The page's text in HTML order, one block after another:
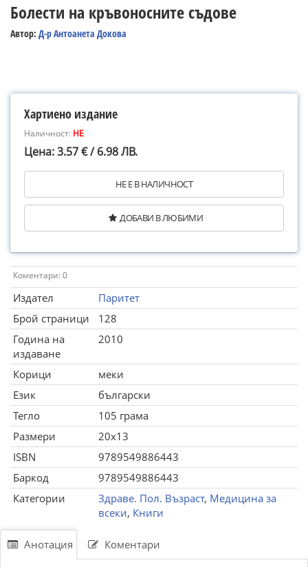
Болести на кръвоносните съдове
Автор: Д-р Антоанета Докова
Хартиено издание
Наличност: НЕ
Цена: 3.57 € / 6.98 ЛВ.
НЕ Е В НАЛИЧНОСТ
ДОБАВИ В ЛЮБИМИ
Коментари: 0
Издател
Паритет
Брой страници
128
Година на
издаване
2010
Корици
меки
Език
български
Тегло
105 грама
Размери
20x13
ISBN
9789549886443
Баркод
9789549886443
Категории
Здраве. Пол. Възраст, Медицина за
всеки, Книги
Анотация Коментари